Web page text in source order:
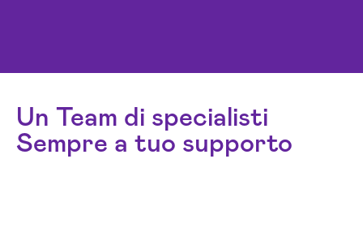
Un Team di specialisti
Sempre a tuo supporto